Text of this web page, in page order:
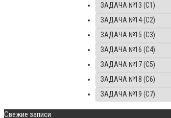
ЗАДАЧА №13 (C1)
ЗАДАЧА №14 (C2)
ЗАДАЧА №15 (C3)
ЗАДАЧА №16 (C4)
ЗАДАЧА №17 (C5)
ЗАДАЧА №18 (C6)
ЗАДАЧА №19 (C7)
Свежие записи